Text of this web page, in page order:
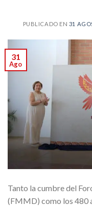
PUBLICADO EN 31
31
Ago
Tanto la cumbre del
(FMMD) como los 480